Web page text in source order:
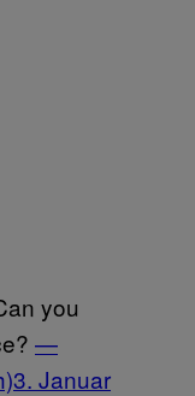
you
—
3. Januar